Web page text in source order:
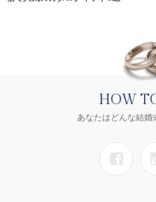
HOW
あなたはどんな結婚